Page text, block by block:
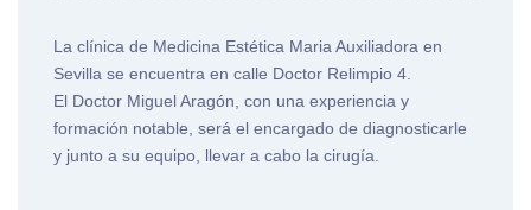
La clínica de Medicina Estética Maria Auxiliadora en
Sevilla se encuentra en calle Doctor Relimpio 4.
El Doctor Miguel Aragón, con una experiencia y
formación notable, será el encargado de diagnosticarle
y junto a su equipo, llevar a cabo la cirugía.